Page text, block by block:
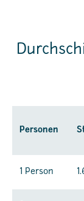
Personen
1 Person